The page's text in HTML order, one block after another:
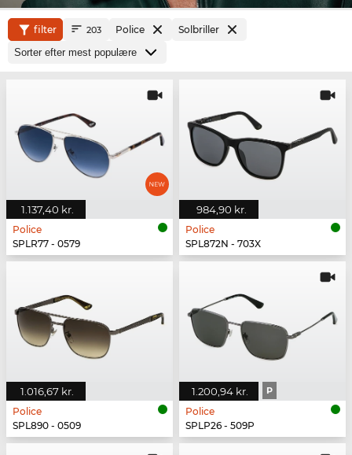
filter 203 Police Solbriller
1.137,40 kr.
Police
SPLR77 - 0579
984,90 kr.
Police
SPL872N - 703X
1.016,67 kr.
Police
SPL890 - 0509
1.200,94 kr. P
Police
SPLP26 - 509P